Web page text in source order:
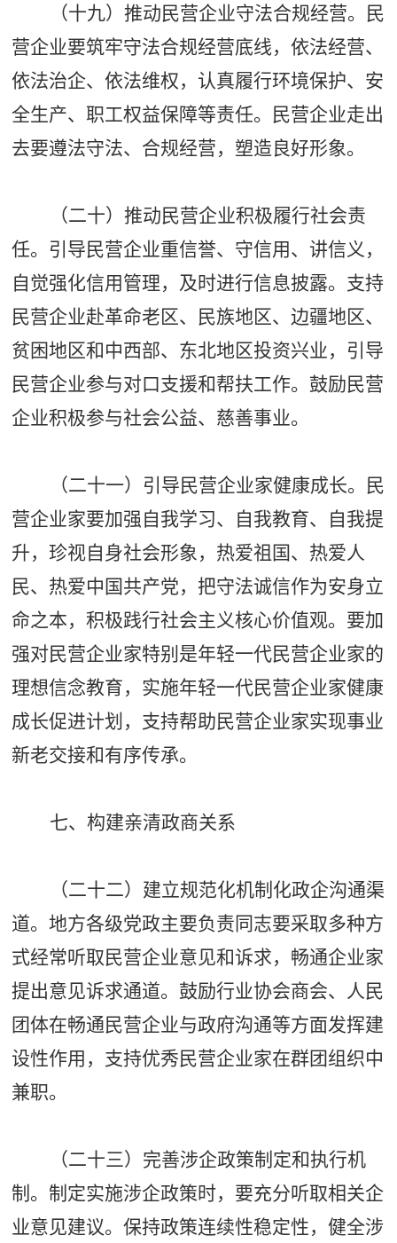
（十九）推动民营企业守法合规经营。民
营企业要筑牢守法合规经营底线，依法经营、
依法治企、依法维权，认真履行环境保护、安
全生产、职工权益保障等责任。民营企业走出
去要遵法守法、合规经营，塑造良好形象。
（二十）推动民营企业积极履行社会责
任。引导民营企业重信誉、守信用、讲信义，
自觉强化信用管理，及时进行信息披露。支持
民营企业赴革命老区、民族地区、边疆地区、
贫困地区和中西部、东北地区投资兴业，引导
民营企业参与对口支援和帮扶工作。鼓励民营
企业积极参与社会公益、慈善事业。
（二十一）引导民营企业家健康成长。民
营企业家要加强自我学习、自我教育、自我提
升，珍视自身社会形象，热爱祖国、热爱人
民、热爱中国共产党，把守法诚信作为安身立
命之本，积极践行社会主义核心价值观。要加
强对民营企业家特别是年轻一代民营企业家的
理想信念教育，实施年轻一代民营企业家健康
成长促进计划，支持帮助民营企业家实现事业
新老交接和有序传承。
七、构建亲清政商关系
（二十二）建立规范化机制化政企沟通渠
道。地方各级党政主要负责同志要采取多种方
式经常听取民营企业意见和诉求，畅通企业家
提出意见诉求通道。鼓励行业协会商会、人民
团体在畅通民营企业与政府沟通等方面发挥建
设性作用，支持优秀民营企业家在群团组织中
兼职。
（二十三）完善涉企政策制定和执行机
制。制定实施涉企政策时，要充分听取相关企
业意见建议。保持政策连续性稳定性，健全涉